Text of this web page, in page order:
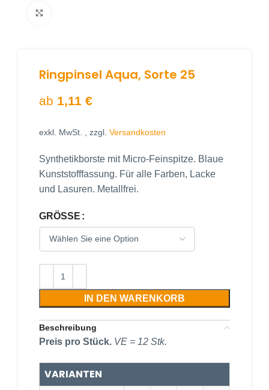
Ringpinsel Aqua, Sorte 25
ab 1,11 €
exkl. MwSt. , zzgl. Versandkosten
Synthetikborste mit Micro-Feinspitze. Blaue
Kunststofffassung. Für alle Farben, Lacke
und Lasuren. Metallfrei.
GRÖSSE
IN DEN WARENKORB
Beschreibung
Preis pro Stück. VE = 12 Stk.
VARIANTEN